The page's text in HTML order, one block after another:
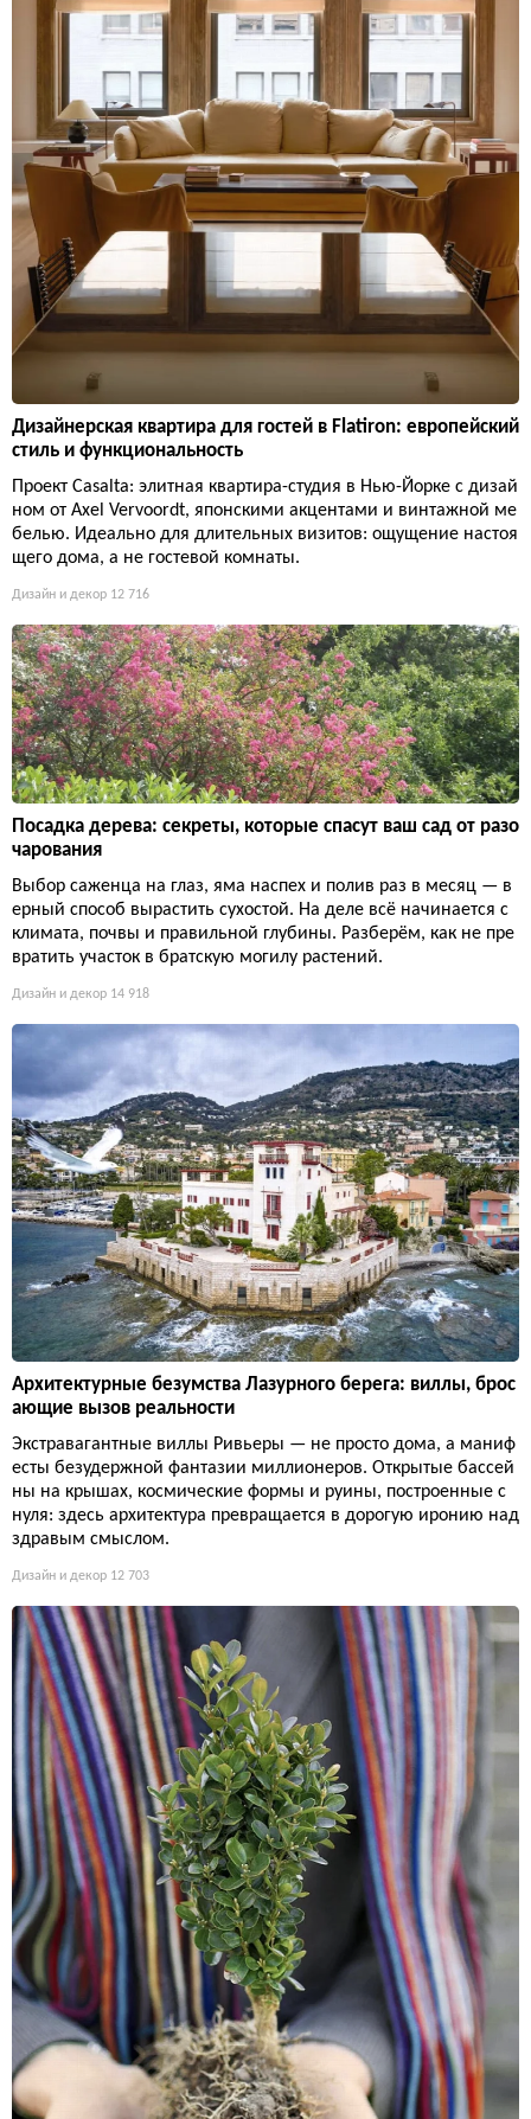
Дизайнерская квартира для гостей в Flatiron: европейский
стиль и функциональность
Проект Casalta: элитная квартира-студия в Нью-Йорке с дизай
ном от Axel Vervoordt, японскими акцентами и винтажной ме
белью. Идеально для длительных визитов: ощущение настоя
щего дома, а не гостевой комнаты.
Дизайн и декор 12 716
Посадка дерева: секреты, которые спасут ваш сад от разо
чарования
Выбор саженца на глаз, яма наспех и полив раз в месяц — в
ерный способ вырастить сухостой. На деле всё начинается с
климата, почвы и правильной глубины. Разберём, как не пре
вратить участок в братскую могилу растений.
Дизайн и декор 14 918
Архитектурные безумства Лазурного берега: виллы, брос
ающие вызов реальности
Экстравагантные виллы Ривьеры — не просто дома, а маниф
есты безудержной фантазии миллионеров. Открытые бассей
ны на крышах, космические формы и руины, построенные с
нуля: здесь архитектура превращается в дорогую иронию над
здравым смыслом.
Дизайн и декор 12 703